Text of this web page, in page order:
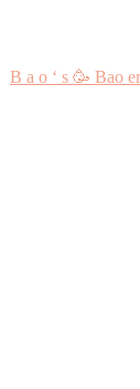
B a o ‘ s 🥳 Bao